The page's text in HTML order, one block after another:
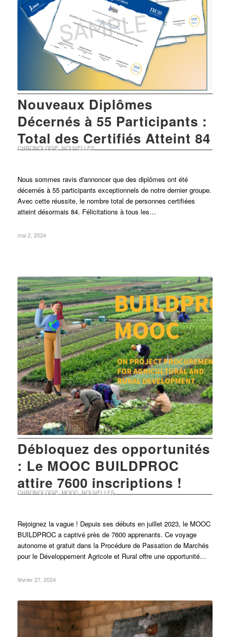
Nouveaux Diplômes
Décernés à 55 Participants :
Total des Certifiés Atteint 84
CHRONOLOGIE,NOUVELLES
Nous sommes ravis d'annoncer que des diplômes ont été
décernés à 55 participants exceptionnels de notre dernier groupe.
Avec cette réussite, le nombre total de personnes certifiées
atteint désormais 84. Félicitations à tous les…
mai 2, 2024
Débloquez des opportunités
: Le MOOC BUILDPROC
attire 7600 inscriptions !
CHRONOLOGIE MOOC NOUVELLES
Rejoignez la vague ! Depuis ses débuts en juillet 2023, le MOOC
BUILDPROC a captivé près de 7600 apprenants. Ce voyage
autonome et gratuit dans la Procédure de Passation de Marchés
pour le Développement Agricole et Rural offre une opportunité…
février 27, 2024